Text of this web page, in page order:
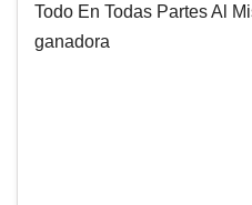
Todo En Todas Partes Al
ganadora